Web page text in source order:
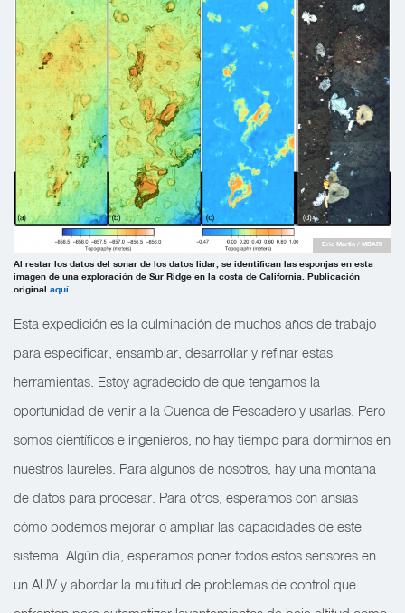
Al restar los datos del sonar de los datos lidar, se identifican las esponjas en esta
imagen de una exploración de Sur Ridge en la costa de California. Publicación
original aquí
Eric Martin / MBARI
Esta expedición es la culminación de muchos años de trabajo
para especificar, ensamblar, desarrollar y refinar estas
herramientas. Estoy agradecido de que tengamos la
oportunidad de venir a la Cuenca de Pescadero y usarlas. Pero
somos científicos e ingenieros, no hay tiempo para dormirnos en
nuestros laureles. Para algunos de nosotros, hay una montaña
de datos para procesar. Para otros, esperamos con ansias
cómo podemos mejorar o ampliar las capacidades de este
sistema. Algún día, esperamos poner todos estos sensores en
un AUV y abordar la multitud de problemas de control que